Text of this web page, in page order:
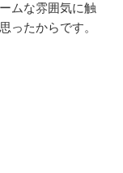
ムな雰囲気に触
ったからです。